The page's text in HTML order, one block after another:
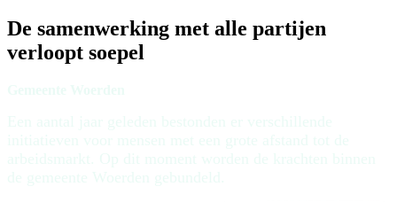
De samenwerking met alle partijen
verloopt soepel